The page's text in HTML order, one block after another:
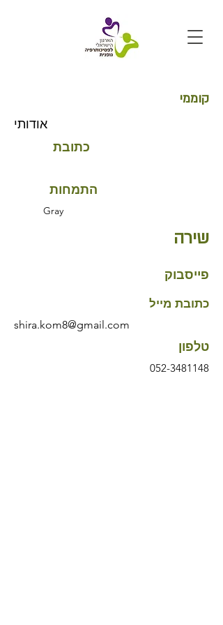
קוממי
אודותי
כתובת
התמחות
Gray
שירה
פייסבוק
כתובת מייל
shira.kom8@gmail.com
טלפון
052-3481148